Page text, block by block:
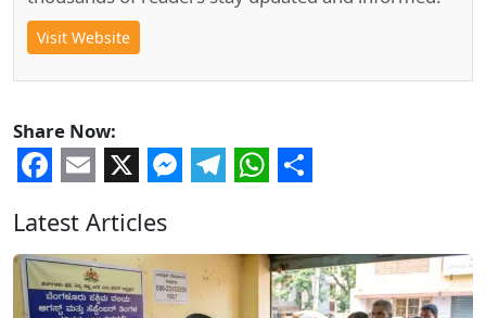
Visit Website
Share Now:
Latest Articles